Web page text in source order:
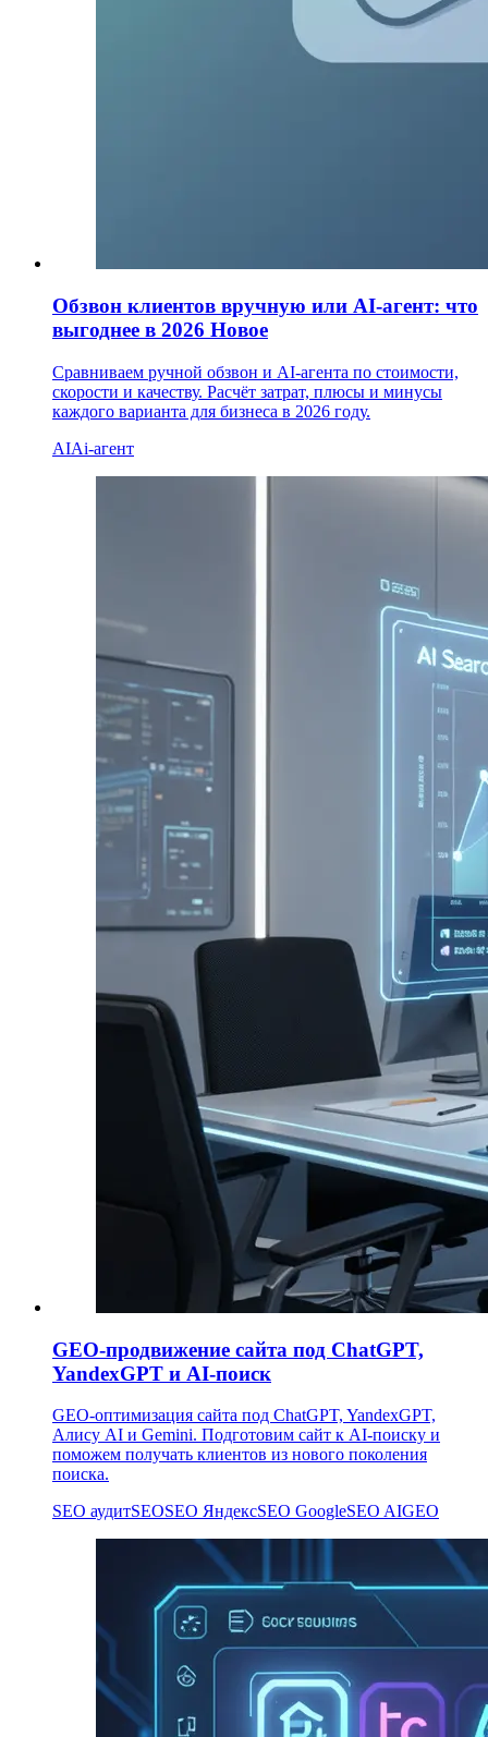
Обзвон клиентов вручную или AI-агент: что
выгоднее в 2026 Новое
Сравниваем ручной обзвон и AI-агента по стоимости,
скорости и качеству. Расчёт затрат, плюсы и минусы
каждого варианта для бизнеса в 2026 году.
AIAi-агент
GEO-продвижение сайта под ChatGPT,
YandexGPT и AI-поиск
GEO-оптимизация сайта под ChatGPT, YandexGPT,
Алису AI и Gemini. Подготовим сайт к AI-поиску и
поможем получать клиентов из нового поколения
поиска.
SEO аудитSEOSEO ЯндексSEO GoogleSEO AIGEO